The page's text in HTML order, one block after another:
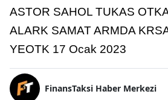
ASTOR SAHOL TUKAS
ALARK SAMAT ARMDA
YEOTK 17 Ocak 2023
FinansTaksi Haber Merkezi